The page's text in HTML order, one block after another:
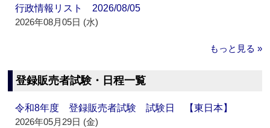
行政情報リスト 2026/08/05
2026年08月05日 (水)
もっと見る »
登録販売者試験・日程一覧
令和8年度 登録販売者試験 試験日 【東日本】
2026年05月29日 (金)